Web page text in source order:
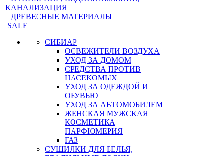
КАНАЛИЗАЦИЯ
ДРЕВЕСНЫЕ МАТЕРИАЛЫ
SALE
СИБИАР
ОСВЕЖИТЕЛИ ВОЗДУХА
УХОД ЗА ДОМОМ
СРЕДСТВА ПРОТИВ
НАСЕКОМЫХ
УХОД ЗА ОДЕЖДОЙ И
ОБУВЬЮ
УХОД ЗА АВТОМОБИЛЕМ
ЖЕНСКАЯ МУЖСКАЯ
КОСМЕТИКА
ПАРФЮМЕРИЯ
ГАЗ
СУШИЛКИ ДЛЯ БЕЛЬЯ,